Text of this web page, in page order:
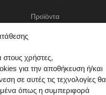
στους χρήστες,
για την αποθήκευση ή/και
σε αυτές τις τεχνολογίες θα
όπως η συμπεριφορά
Προϊόντα
Ιδιωτική ετικέτα
Προτάσεις